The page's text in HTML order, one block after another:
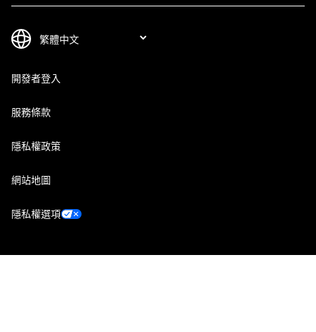
開發者登入
服務條款
隱私權政策
網站地圖
隱私權選項